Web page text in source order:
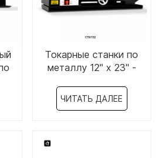
Токарные станки по
металлу 12" x 23" -
ЧИТАТЬ ДАЛЕЕ